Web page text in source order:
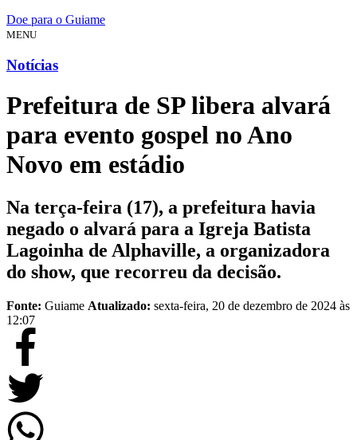
Doe para o Guiame
MENU
Notícias
Prefeitura de SP libera alvará
para evento gospel no Ano
Novo em estádio
Na terça-feira (17), a prefeitura havia
negado o alvará para a Igreja Batista
Lagoinha de Alphaville, a organizadora
do show, que recorreu da decisão.
Fonte: Guiame Atualizado: sexta-feira, 20 de dezembro de 2024 às
12:07